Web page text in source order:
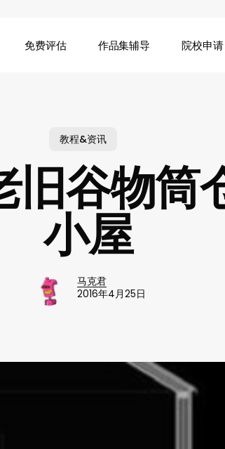
免费评估 作品集辅导 院校申请
教程&资讯
谷物筒
小屋
马克君
2016年4月25日